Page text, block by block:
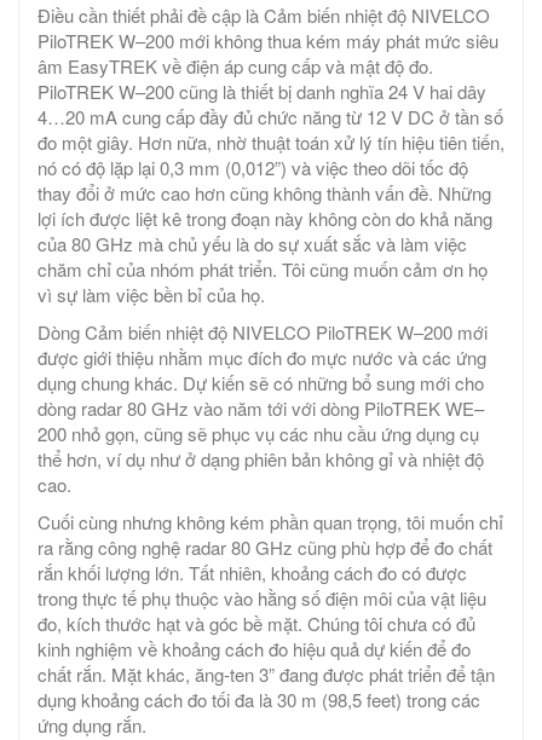
Điều cần thiết phải đề cập là Cảm biến nhiệt độ NIVELCO
PiloTREK W–200 mới không thua kém máy phát mức siêu
âm EasyTREK về điện áp cung cấp và mật độ đo.
PiloTREK W–200 cũng là thiết bị danh nghĩa 24 V hai dây
4…20 mA cung cấp đầy đủ chức năng từ 12 V DC ở tần số
đo một giây. Hơn nữa, nhờ thuật toán xử lý tín hiệu tiên tiến,
nó có độ lặp lại 0,3 mm (0,012”) và việc theo dõi tốc độ
thay đổi ở mức cao hơn cũng không thành vấn đề. Những
lợi ích được liệt kê trong đoạn này không còn do khả năng
của 80 GHz mà chủ yếu là do sự xuất sắc và làm việc
chăm chỉ của nhóm phát triển. Tôi cũng muốn cảm ơn họ
vì sự làm việc bền bỉ của họ.
Dòng Cảm biến nhiệt độ NIVELCO PiloTREK W–200 mới
được giới thiệu nhằm mục đích đo mực nước và các ứng
dụng chung khác. Dự kiến ​​sẽ có những bổ sung mới cho
dòng radar 80 GHz vào năm tới với dòng PiloTREK WE–
200 nhỏ gọn, cũng sẽ phục vụ các nhu cầu ứng dụng cụ
thể hơn, ví dụ như ở dạng phiên bản không gỉ và nhiệt độ
cao.
Cuối cùng nhưng không kém phần quan trọng, tôi muốn chỉ
ra rằng công nghệ radar 80 GHz cũng phù hợp để đo chất
rắn khối lượng lớn. Tất nhiên, khoảng cách đo có được
trong thực tế phụ thuộc vào hằng số điện môi của vật liệu
đo, kích thước hạt và góc bề mặt. Chúng tôi chưa có đủ
kinh nghiệm về khoảng cách đo hiệu quả dự kiến ​​để đo
chất rắn. Mặt khác, ăng-ten 3” đang được phát triển để tận
dụng khoảng cách đo tối đa là 30 m (98,5 feet) trong các
ứng dụng rắn.